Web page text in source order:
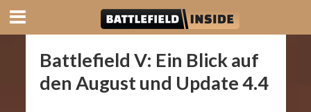
Battlefield V: Ein Blick auf
den August und Update 4.4